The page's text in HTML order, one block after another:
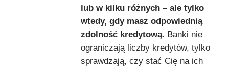
lub w kilku różnych – ale tylko
wtedy, gdy masz odpowiednią
zdolność kredytową. Banki nie
ograniczają liczby kredytów, tylko
sprawdzają, czy stać Cię na ich